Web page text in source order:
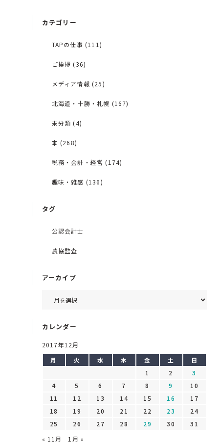
カテゴリー
TAPの仕事 (111)
ご挨拶 (36)
メディア情報 (25)
北海道・十勝・札幌 (167)
未分類 (4)
本 (268)
税務・会計・経営 (174)
趣味・雑感 (136)
タグ
公認会計士
農協監査
アーカイブ
カレンダー
2017年12月
月
火 水 木 金 土
日
1
2
3
4
5 6 7 8 9
10
11
12 13 14 15 16
17
18
19 20 21 22 23
24
25
26 27 28 29 30
31
« 11月
1月 »